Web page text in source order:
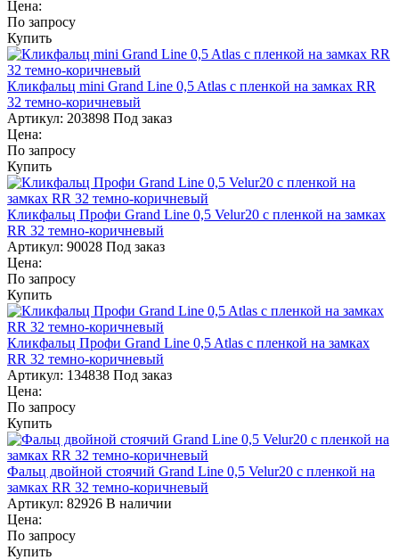
Цена:
По запросу
Купить
Кликфальц mini Grand Line 0,5 Atlas с пленкой на замках RR
32 темно-коричневый
Артикул: 203898 Под заказ
Цена:
По запросу
Купить
Кликфальц Профи Grand Line 0,5 Velur20 с пленкой на замках
RR 32 темно-коричневый
Артикул: 90028 Под заказ
Цена:
По запросу
Купить
Кликфальц Профи Grand Line 0,5 Atlas с пленкой на замках
RR 32 темно-коричневый
Артикул: 134838 Под заказ
Цена:
По запросу
Купить
Фальц двойной стоячий Grand Line 0,5 Velur20 с пленкой на
замках RR 32 темно-коричневый
Артикул: 82926 В наличии
Цена:
По запросу
Купить